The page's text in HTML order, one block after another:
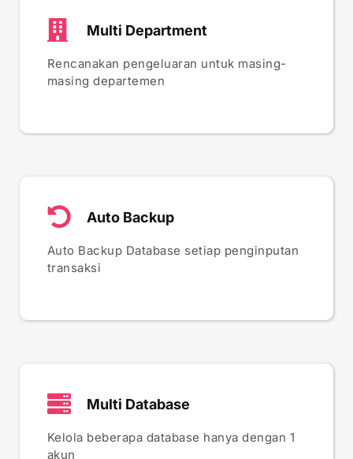
Multi Department
Rencanakan pengeluaran untuk masing-
masing departemen
Auto Backup
Auto Backup Database setiap penginputan
transaksi
Multi Database
Kelola beberapa database hanya dengan 1
akun